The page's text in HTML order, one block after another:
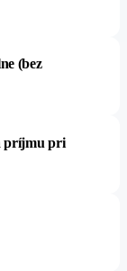
(bez
príjmu pri